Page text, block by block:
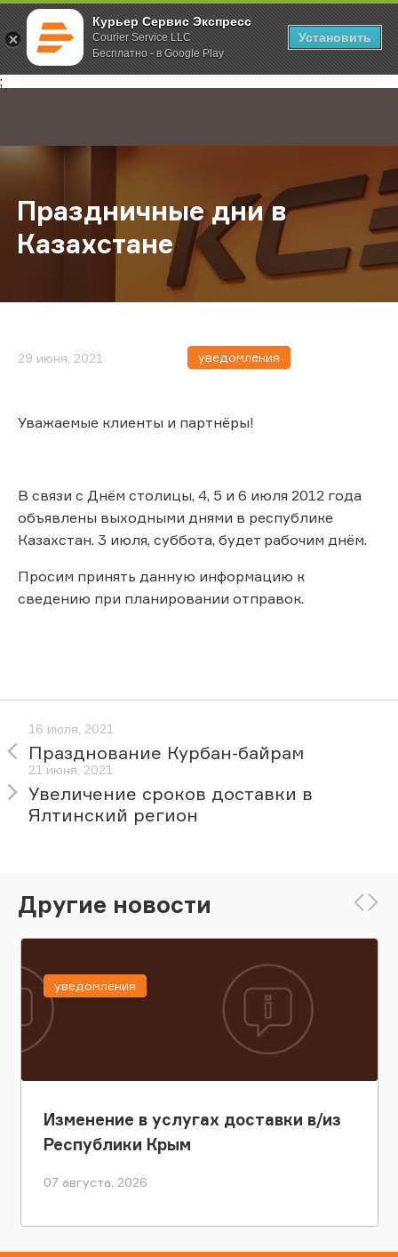
Курьер Сервис Экспресс
Courier Service LLC
Бесплатно - в Google Play
Установить
;
Главная О компании Новости Праздничные дни в Казахстане
Праздничные дни в
Казахстане
29 июня, 2021 уведомления
Уважаемые клиенты и партнёры!
В связи с Днём столицы, 4, 5 и 6 июля 2012 года
объявлены выходными днями в республике
Казахстан. 3 июля, суббота, будет рабочим днём.
Просим принять данную информацию к
сведению при планировании отправок.
16 июля, 2021
Празднование Курбан-байрам
21 июня, 2021
Увеличение сроков доставки в
Ялтинский регион
Другие новости
Изменение в услугах доставки в/из
Республики Крым
07 августа, 2026
уведомления